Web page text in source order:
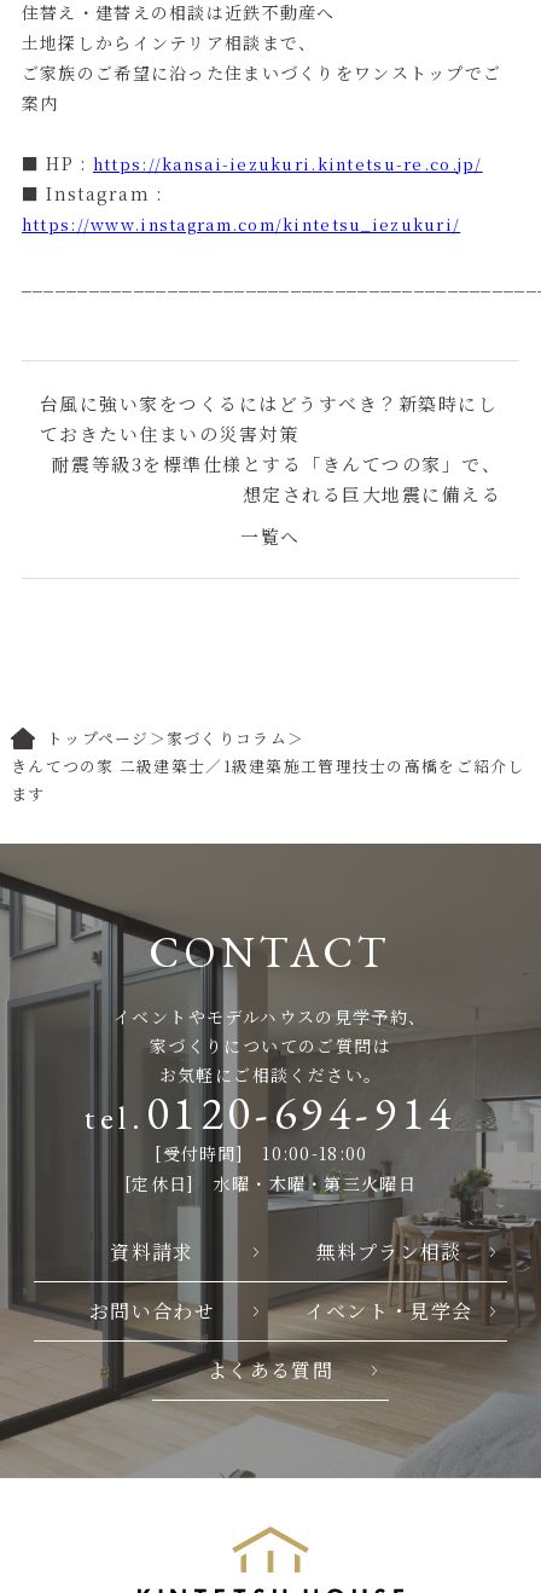
住替え・建替えの相談は近鉄不動産へ
土地探しからインテリア相談まで、
ご家族のご希望に沿った住まいづくりをワンストップでご
案内
■ HP : https://kansai-iezukuri.kintetsu-re.co.jp/
■ Instagram :
https://www.instagram.com/kintetsu_iezukuri/
台風に強い家をつくるにはどうすべき？新築時にし
ておきたい住まいの災害対策
一覧へ
耐震等級3を標準仕様とする「きんてつの家」で、
想定される巨大地震に備える
トップページ ＞家づくりコラム ＞
きんてつの家 二級建築士／1級建築施工管理技士の高橋をご紹介し
ます
イベントやモデルハウスの見学予約、
家づくりについてのご質問は
お気軽にご相談ください。
0120-694-914
[受付時間] 10:00-18:00
[定休日] 水曜・木曜・第三火曜日
資料請求 無料プラン相談
お問い合わせ イベント・見学会
よくある質問